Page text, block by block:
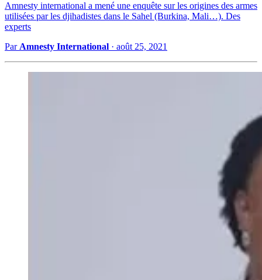
Amnesty international a mené une enquête sur les origines des armes
utilisées par les djihadistes dans le Sahel (Burkina, Mali…). Des
experts
Par Amnesty International · août 25, 2021